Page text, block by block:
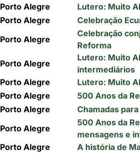
Porto Alegre
Lutero: Muito
Porto Alegre
Celebração
Porto Alegre
Celebração
Reforma
Porto Alegre
Lutero: Muito
intermediários
Porto Alegre
Lutero: Muito
Porto Alegre
500 Anos da
Porto Alegre
Chamadas
Porto Alegre
500 Anos da
mensagens e
Porto Alegre
A história de